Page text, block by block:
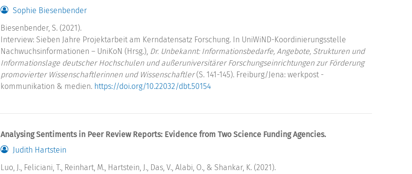
Sophie Biesenbender
Biesenbender, S. (2021).
Interview: Sieben Jahre Projektarbeit am Kerndatensatz Forschung. In UniWiND-Koordinierungsstelle
Nachwuchsinformationen – UniKoN (Hrsg.), Dr. Unbekannt: Informationsbedarfe, Angebote, Strukturen und
Informationslage deutscher Hochschulen und außeruniversitärer Forschungseinrichtungen zur Förderung
promovierter Wissenschaftlerinnen und Wissenschaftler(S. 141-145). Freiburg/Jena: werkpost -
kommunikation & medien. https://doi.org/10.22032/dbt.50154
Analysing Sentiments in Peer Review Reports: Evidence from Two Science Funding Agencies.
Judith Hartstein
Luo, J., Feliciani, T., Reinhart, M., Hartstein, J., Das, V., Alabi, O., & Shankar, K. (2021).